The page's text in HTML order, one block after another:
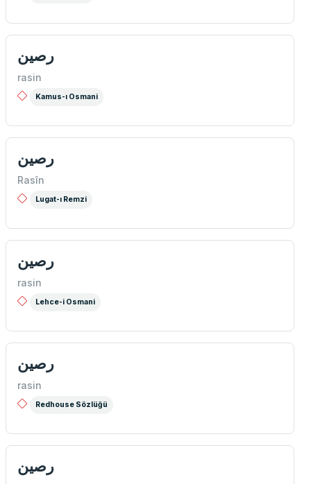
رصين
rasin
Kamus-ı Osmani
رصين
Rasîn
Lugat-ı Remzi
رصين
rasin
Lehce-i Osmani
رصین
rasin
Redhouse Sözlüğü
رصین